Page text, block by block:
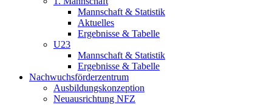
Mannschaft & Statistik
Aktuelles
Ergebnisse & Tabelle
U23
Mannschaft & Statistik
Ergebnisse & Tabelle
Nachwuchsförderzentrum
Ausbildungskonzeption
Neuausrichtung NFZ